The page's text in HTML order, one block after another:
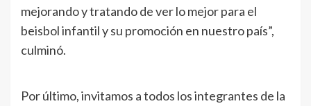
mejorando y tratando de ver lo mejor para el
beisbol infantil y su promoción en nuestro país”,
culminó.
Por último, invitamos a todos los integrantes de la